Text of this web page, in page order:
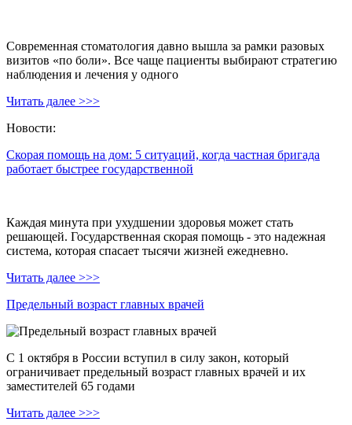
Современная стоматология давно вышла за рамки разовых
визитов «по боли». Все чаще пациенты выбирают стратегию
наблюдения и лечения у одного
Читать далее >>>
Новости:
Скорая помощь на дом: 5 ситуаций, когда частная бригада
работает быстрее государственной
Каждая минута при ухудшении здоровья может стать
решающей. Государственная скорая помощь - это надежная
система, которая спасает тысячи жизней ежедневно.
Читать далее >>>
Предельный возраст главных врачей
С 1 октября в России вступил в силу закон, который
ограничивает предельный возраст главных врачей и их
заместителей 65 годами
Читать далее >>>